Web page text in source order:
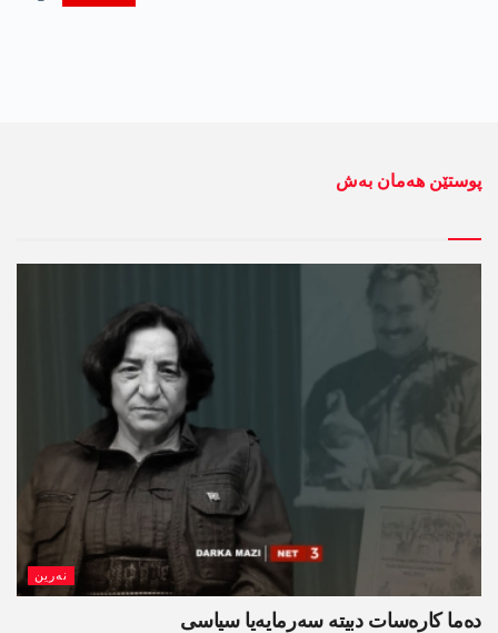
پوستێن ھەمان بەش
نەرین
ده‌ما کاره‌سات دبیتە سه‌رمایه‌یا سیاسی